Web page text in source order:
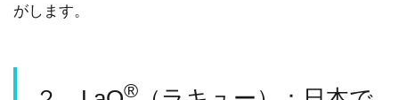
がします。
®